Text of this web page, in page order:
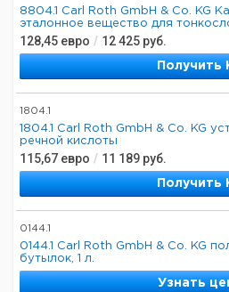
8804.1 Carl Roth GmbH & Co. KG
эталонное вещество для
128,45 евро / 12 425 руб.
Получить
1804.1
1804.1 Carl Roth GmbH & Co. KG
речной кислоты
115,67 евро / 11 189 руб.
Получить
0144.1
0144.1 Carl Roth GmbH & Co. KG
бутылок, 1 л.
Узнать